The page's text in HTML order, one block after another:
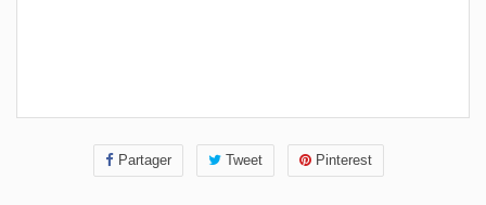
Partager Tweet Pinterest